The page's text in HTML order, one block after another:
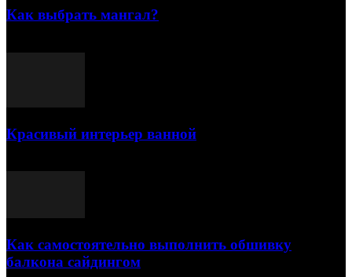
Как выбрать мангал?
Красивый интерьер ванной
Как самостоятельно выполнить обшивку
балкона сайдингом